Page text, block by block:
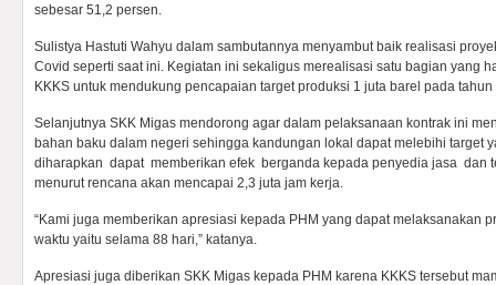
sebesar 51,2 persen.
Sulistya Hastuti Wahyu dalam sambutannya menyambut baik realisasi
Covid seperti saat ini. Kegiatan ini sekaligus merealisasi satu bagian yang
KKKS untuk mendukung pencapaian target produksi 1 juta barel pada tahun
Selanjutnya SKK Migas mendorong agar dalam pelaksanaan kontrak ini
bahan baku dalam negeri sehingga kandungan lokal dapat melebihi target
diharapkan dapat memberikan efek berganda kepada penyedia jasa dan
menurut rencana akan mencapai 2,3 juta jam kerja.
“Kami juga memberikan apresiasi kepada PHM yang dapat melaksanakan
waktu yaitu selama 88 hari,” katanya.
Apresiasi juga diberikan SKK Migas kepada PHM karena KKKS tersebut